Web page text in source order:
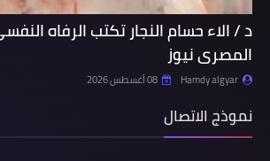
د / الاء حسام النجار تكتب الرفاه
المصرى نيوز
Hamdy algyar 08 أغسطس 2026
نموذج الاتصال